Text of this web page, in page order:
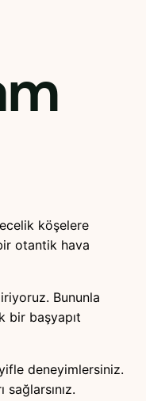
köşelere
otantik hava
Bununla
bir başyapıt
deneyimlersiniz.